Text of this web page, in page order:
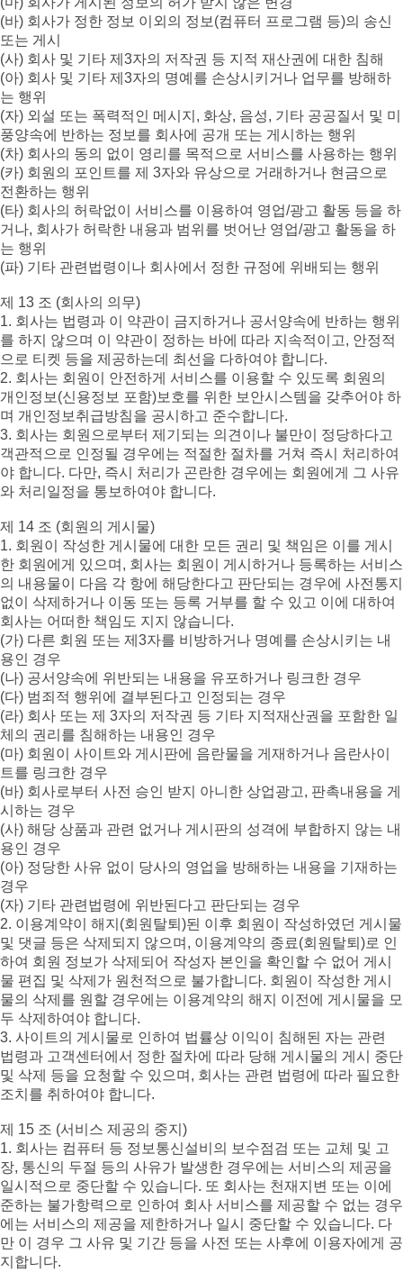
(바) 회사가 정한 정보 이외의 정보(컴퓨터 프로그램 등)의 송신
또는 게시
(사) 회사 및 기타 제3자의 저작권 등 지적 재산권에 대한 침해
(아) 회사 및 기타 제3자의 명예를 손상시키거나 업무를 방해하
는 행위
(자) 외설 또는 폭력적인 메시지, 화상, 음성, 기타 공공질서 및 미
풍양속에 반하는 정보를 회사에 공개 또는 게시하는 행위
(차) 회사의 동의 없이 영리를 목적으로 서비스를 사용하는 행위
(카) 회원의 포인트를 제 3자와 유상으로 거래하거나 현금으로
전환하는 행위
(타) 회사의 허락없이 서비스를 이용하여 영업/광고 활동 등을 하
거나, 회사가 허락한 내용과 범위를 벗어난 영업/광고 활동을 하
는 행위
(파) 기타 관련법령이나 회사에서 정한 규정에 위배되는 행위
제 13 조 (회사의 의무)
1. 회사는 법령과 이 약관이 금지하거나 공서양속에 반하는 행위
를 하지 않으며 이 약관이 정하는 바에 따라 지속적이고, 안정적
으로 티켓 등을 제공하는데 최선을 다하여야 합니다.
2. 회사는 회원이 안전하게 서비스를 이용할 수 있도록 회원의
개인정보(신용정보 포함)보호를 위한 보안시스템을 갖추어야 하
며 개인정보취급방침을 공시하고 준수합니다.
3. 회사는 회원으로부터 제기되는 의견이나 불만이 정당하다고
객관적으로 인정될 경우에는 적절한 절차를 거쳐 즉시 처리하여
야 합니다. 다만, 즉시 처리가 곤란한 경우에는 회원에게 그 사유
와 처리일정을 통보하여야 합니다.
제 14 조 (회원의 게시물)
1. 회원이 작성한 게시물에 대한 모든 권리 및 책임은 이를 게시
한 회원에게 있으며, 회사는 회원이 게시하거나 등록하는 서비스
의 내용물이 다음 각 항에 해당한다고 판단되는 경우에 사전통지
없이 삭제하거나 이동 또는 등록 거부를 할 수 있고 이에 대하여
회사는 어떠한 책임도 지지 않습니다.
(가) 다른 회원 또는 제3자를 비방하거나 명예를 손상시키는 내
용인 경우
(나) 공서양속에 위반되는 내용을 유포하거나 링크한 경우
(다) 범죄적 행위에 결부된다고 인정되는 경우
(라) 회사 또는 제 3자의 저작권 등 기타 지적재산권을 포함한 일
체의 권리를 침해하는 내용인 경우
(마) 회원이 사이트와 게시판에 음란물을 게재하거나 음란사이
트를 링크한 경우
(바) 회사로부터 사전 승인 받지 아니한 상업광고, 판촉내용을 게
시하는 경우
(사) 해당 상품과 관련 없거나 게시판의 성격에 부합하지 않는 내
용인 경우
(아) 정당한 사유 없이 당사의 영업을 방해하는 내용을 기재하는
경우
(자) 기타 관련법령에 위반된다고 판단되는 경우
2. 이용계약이 해지(회원탈퇴)된 이후 회원이 작성하였던 게시물
및 댓글 등은 삭제되지 않으며, 이용계약의 종료(회원탈퇴)로 인
하여 회원 정보가 삭제되어 작성자 본인을 확인할 수 없어 게시
물 편집 및 삭제가 원천적으로 불가합니다. 회원이 작성한 게시
물의 삭제를 원할 경우에는 이용계약의 해지 이전에 게시물을 모
두 삭제하여야 합니다.
3. 사이트의 게시물로 인하여 법률상 이익이 침해된 자는 관련
법령과 고객센터에서 정한 절차에 따라 당해 게시물의 게시 중단
및 삭제 등을 요청할 수 있으며, 회사는 관련 법령에 따라 필요한
조치를 취하여야 합니다.
제 15 조 (서비스 제공의 중지)
1. 회사는 컴퓨터 등 정보통신설비의 보수점검 또는 교체 및 고
장, 통신의 두절 등의 사유가 발생한 경우에는 서비스의 제공을
일시적으로 중단할 수 있습니다. 또 회사는 천재지변 또는 이에
준하는 불가항력으로 인하여 회사 서비스를 제공할 수 없는 경우
에는 서비스의 제공을 제한하거나 일시 중단할 수 있습니다. 다
만 이 경우 그 사유 및 기간 등을 사전 또는 사후에 이용자에게 공
지합니다.